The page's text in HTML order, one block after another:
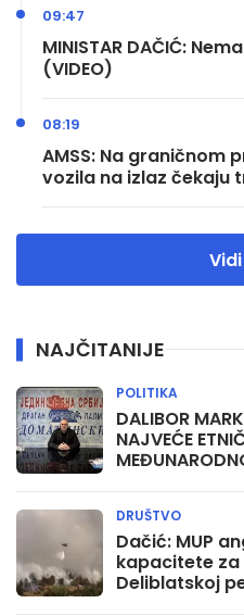
MINISTAR DAČIĆ:
(VIDEO)
09:47
AMSS: Na graničnom
vozila na izlaz čekaju
08:19
NAJČITANIJE
DALIBOR
NAJVEĆE
POLITIKA
Dačić: MUP
kapacitete za
Deliblatskoj
DRUŠTVO